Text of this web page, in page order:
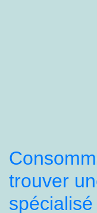
trouver
spécialisé